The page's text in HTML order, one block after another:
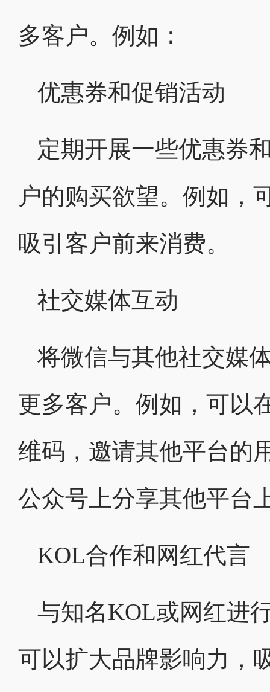
多客户。例如：
优惠券和促销活动
定期开展一些优惠券
户的购买欲望。例如，
吸引客户前来消费。
社交媒体互动
将微信与其他社交媒
更多客户。例如，可以
维码，邀请其他平台的
公众号上分享其他平台
KOL合作和网红代言
与知名KOL或网红进
可以扩大品牌影响力，